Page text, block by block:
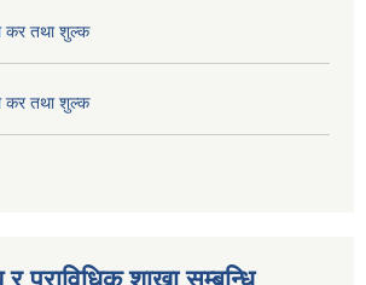
तथा शुल्क
तथा शुल्क